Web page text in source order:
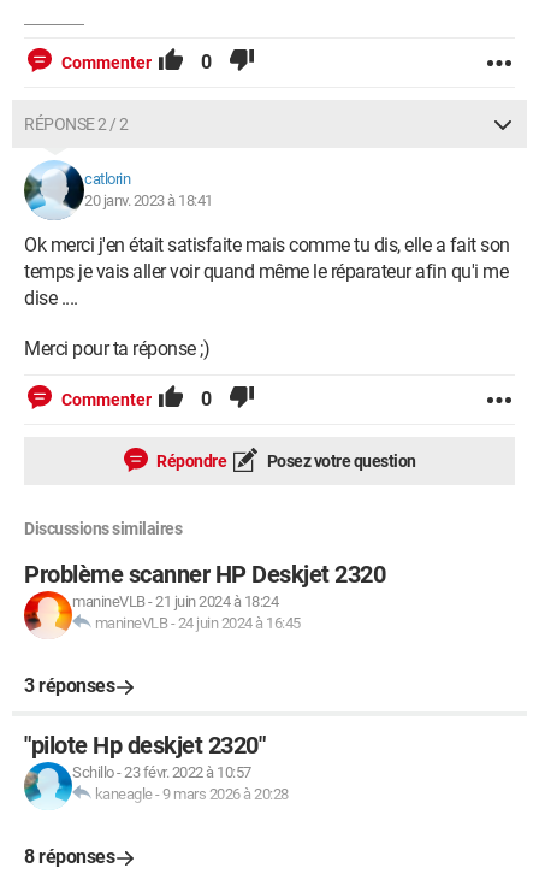
Commenter 0
RÉPONSE 2 / 2
catlorin
20 janv. 2023 à 18:41
Ok merci j'en était satisfaite mais comme tu dis, elle a fait son
temps je vais aller voir quand même le réparateur afin qu'i me
dise ....
Merci pour ta réponse ;)
Commenter 0
Répondre Posez votre question
Discussions similaires
Problème scanner HP Deskjet 2320
manineVLB-21 juin 2024 à 18:24
manineVLB-24 juin 2024 à 16:45
3 réponses
"pilote Hp deskjet 2320"
Schillo-23 févr. 2022 à 10:57
kaneagle-9 mars 2026 à 20:28
8 réponses